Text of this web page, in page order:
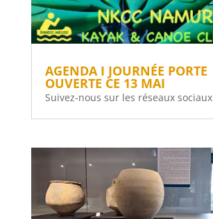
AGENDA I JOURNÉE PORTE
OUVERTE CE 13 MAI
Suivez-nous sur les réseaux sociaux